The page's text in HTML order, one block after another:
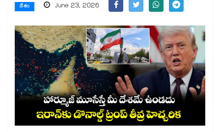
దేశం June 23, 2026